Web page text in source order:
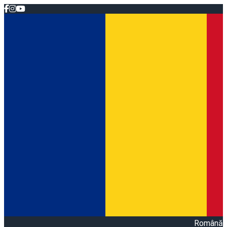
Română